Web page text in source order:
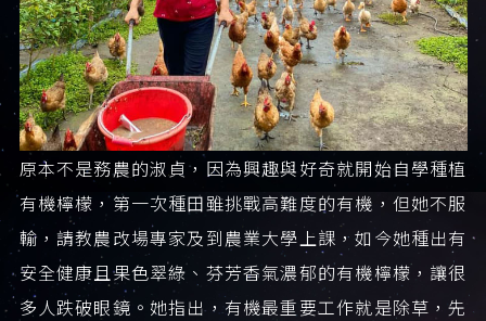
原本不是務農的淑貞，因為興趣與好奇就開始自學種植
有機檸檬，第一次種田雖挑戰高難度的有機，但她不服
輸，請教農改場專家及到農業大學上課，如今她種出有
安全健康且果色翠綠、芬芳香氣濃郁的有機檸檬，讓很
多人跌破眼鏡。她指出，有機最重要工作就是除草，先